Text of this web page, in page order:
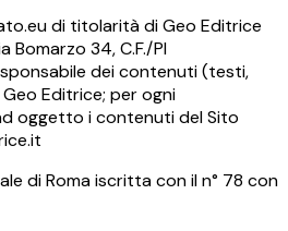
di titolarità di Geo Editrice
Bomarzo 34, C.F./PI
dei contenuti (testi,
Editrice; per ogni
oggetto i contenuti del Sito
di Roma iscritta con il n° 78 con